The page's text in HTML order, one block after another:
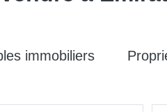
immobiliers